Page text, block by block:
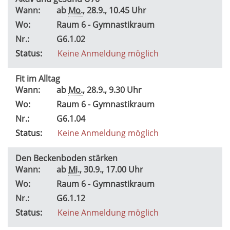
Wann:
ab Mo., 28.9., 10.45 Uhr
Wo:
Raum 6 - Gymnastikraum
Nr.:
G6.1.02
Status:
Keine Anmeldung möglich
Fit im Alltag
Wann:
ab Mo., 28.9., 9.30 Uhr
Wo:
Raum 6 - Gymnastikraum
Nr.:
G6.1.04
Status:
Keine Anmeldung möglich
Den Beckenboden stärken
Wann:
ab Mi., 30.9., 17.00 Uhr
Wo:
Raum 6 - Gymnastikraum
Nr.:
G6.1.12
Status:
Keine Anmeldung möglich